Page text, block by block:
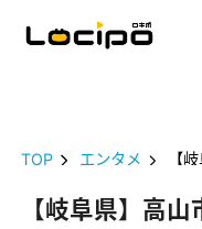
TOP エンタメ 【岐阜
【岐阜県】高